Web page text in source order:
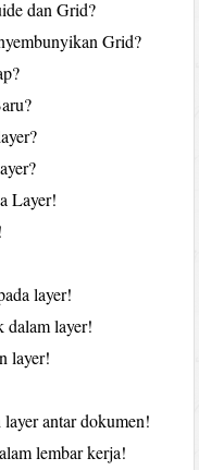
dan Grid?
Grid?
Layer!
layer!
dalam layer!
layer!
antar dokumen!
lembar kerja!